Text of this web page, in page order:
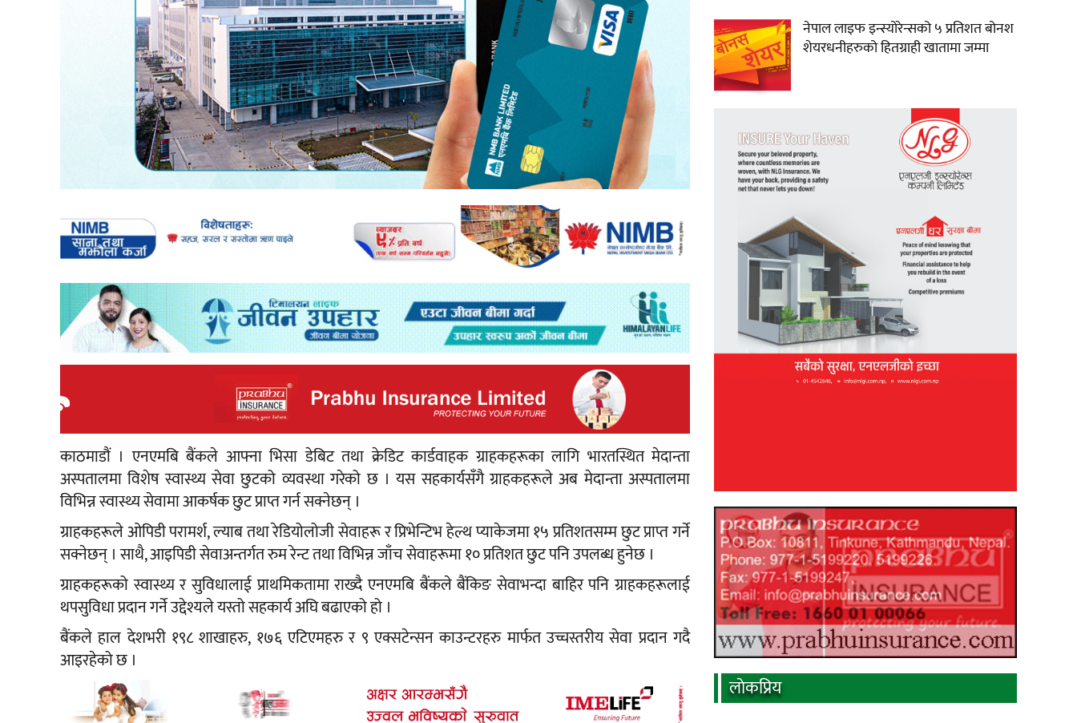
काठमाडौं । एनएमबि बैंकले आफ्ना भिसा डेबिट तथा क्रेडिट कार्डवाहक ग्राहकहरूका लागि भारतस्थित मेदान्ता
अस्पतालमा विशेष स्वास्थ्य सेवा छुटको व्यवस्था गरेको छ । यस सहकार्यसँगै ग्राहकहरूले अब मेदान्ता अस्पतालमा
विभिन्न स्वास्थ्य सेवामा आकर्षक छुट प्राप्त गर्न सक्नेछन् ।
ग्राहकहरूले ओपिडी परामर्श, ल्याब तथा रेडियोलोजी सेवाहरू र प्रिभेन्टिभ हेल्थ प्याकेजमा १५ प्रतिशतसम्म छुट प्राप्त गर्ने
सक्नेछन् । साथै, आइपिडी सेवाअन्तर्गत रुम रेन्ट तथा विभिन्न जाँच सेवाहरूमा १० प्रतिशत छुट पनि उपलब्ध हुनेछ ।
ग्राहकहरूको स्वास्थ्य र सुविधालाई प्राथमिकतामा राख्दै एनएमबि बैंकले बैंकिङ सेवाभन्दा बाहिर पनि ग्राहकहरूलाई
थपसुविधा प्रदान गर्ने उद्देश्यले यस्तो सहकार्य अघि बढाएको हो ।
बैंकले हाल देशभरी १९८ शाखाहरु, १७६ एटिएमहरु र ९ एक्सटेन्सन काउन्टरहरु मार्फत उच्चस्तरीय सेवा प्रदान गदै
आइरहेको छ ।
नेपाल लाइफ इन्स्योरेन्सको ५ प्रतिशत बोनश
शेयरधनीहरुको हितग्राही खातामा जम्मा
लाेकप्रिय